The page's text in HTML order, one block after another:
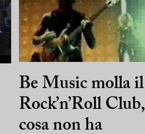
Be Music molla il
Rock’n’Roll Club,
cosa non ha